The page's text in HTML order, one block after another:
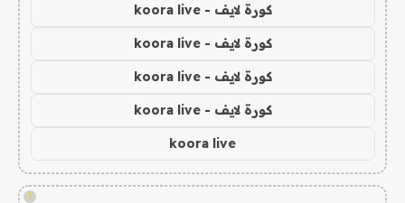
كورة لايف - koora live
كورة لايف - koora live
كورة لايف - koora live
كورة لايف - koora live
koora live
!